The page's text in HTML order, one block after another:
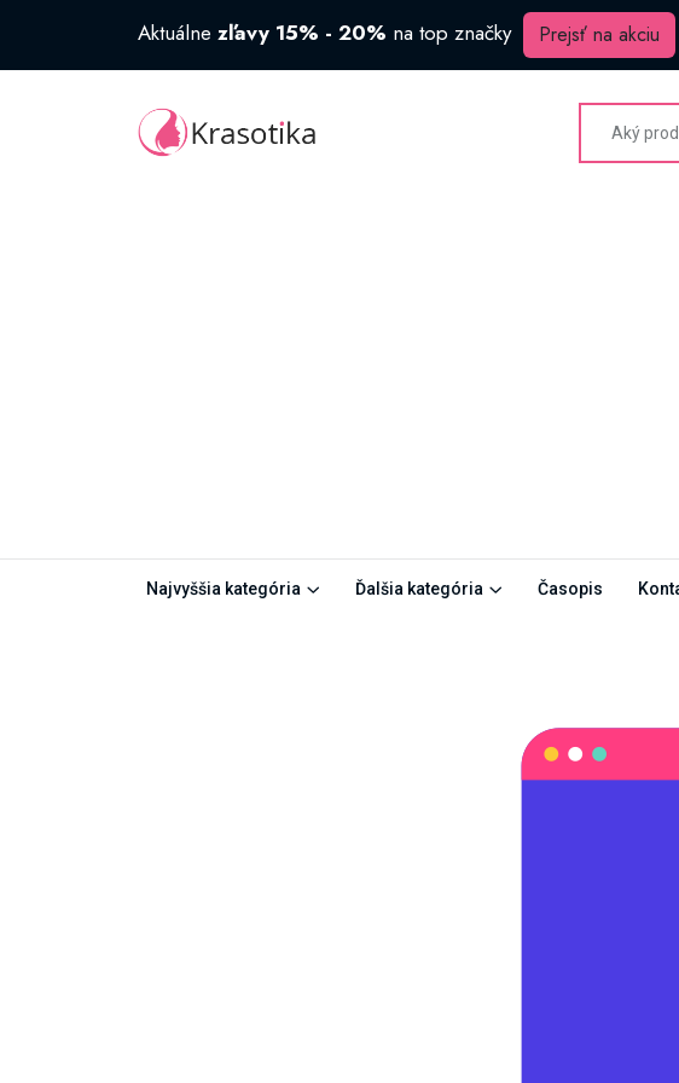
Aktuálne zľavy 15% - 20% na top značky Prejsť na akciu
Najvyššia kategória Ďalšia kategória Časopis